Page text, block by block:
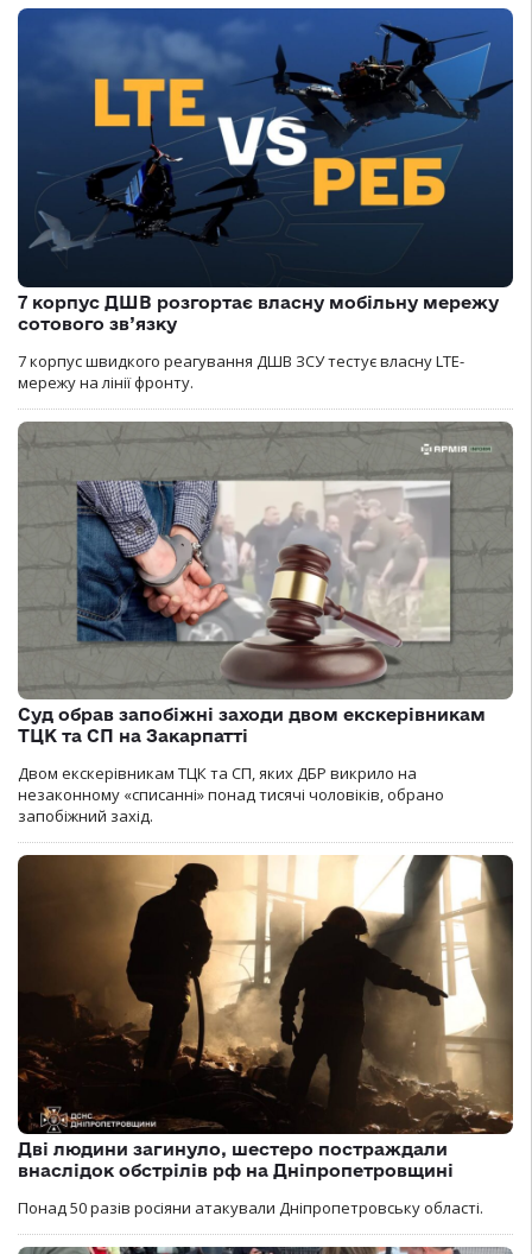
7 корпус ДШВ розгортає власну мобільну мережу
сотового зв’язку
7 корпус швидкого реагування ДШВ ЗСУ тестує власну LTE-
мережу на лінії фронту.
Суд обрав запобіжні заходи двом екскерівникам
ТЦК та СП на Закарпатті
Двом екскерівникам ТЦК та СП, яких ДБР викрило на
незаконному «списанні» понад тисячі чоловіків, обрано
запобіжний захід.
Дві людини загинуло, шестеро постраждали
внаслідок обстрілів рф на Дніпропетровщині
Понад 50 разів росіяни атакували Дніпропетровську області.